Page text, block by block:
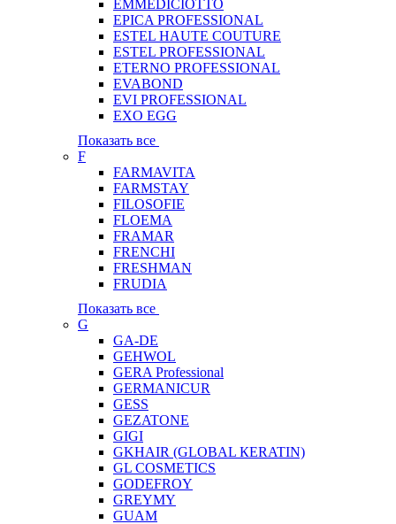
EMMEDICIOTTO
EPICA PROFESSIONAL
ESTEL HAUTE COUTURE
ESTEL PROFESSIONAL
ETERNO PROFESSIONAL
EVABOND
EVI PROFESSIONAL
EXO EGG
Показать все
F
FARMAVITA
FARMSTAY
FILOSOFIE
FLOEMA
FRAMAR
FRENCHI
FRESHMAN
FRUDIA
Показать все
G
GA-DE
GEHWOL
GERA Professional
GERMANICUR
GESS
GEZATONE
GIGI
GKHAIR (GLOBAL КЕRATIN)
GL COSMETICS
GODEFROY
GREYMY
GUAM